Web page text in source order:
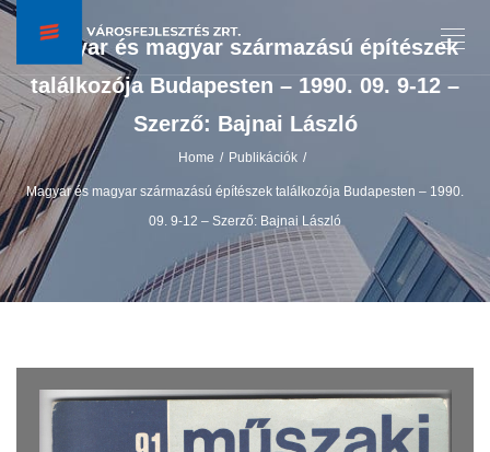
Magyar és magyar származású építészek
találkozója Budapesten – 1990. 09. 9-12 –
Szerző: Bajnai László
Home / Publikációk /
Magyar és magyar származású építészek találkozója Budapesten – 1990.
09. 9-12 – Szerző: Bajnai László